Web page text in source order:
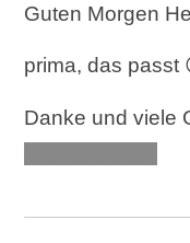
Guten Morgen
prima, das passt
Danke und viele